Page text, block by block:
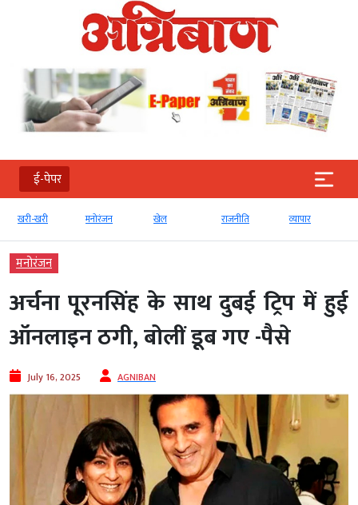
ई-पेपर
खरी-खरी मनोरंजन खेल राजनीति व्‍यापार
मनोरंजन
अर्चना पूरनसिंह के साथ दुबई ट्रिप में हुई
ऑनलाइन ठगी, बोलीं डूब गए -पैसे
July 16, 2025 AGNIBAN